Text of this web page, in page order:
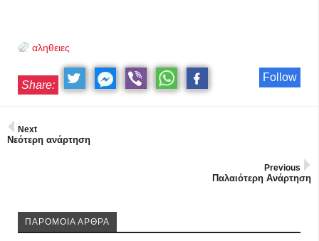
αληθειες
Follow
Share:
Next
Νεότερη ανάρτηση
Previous
Παλαιότερη Ανάρτηση
ΠΑΡΟΜΟΙΑ ΑΡΘΡΑ